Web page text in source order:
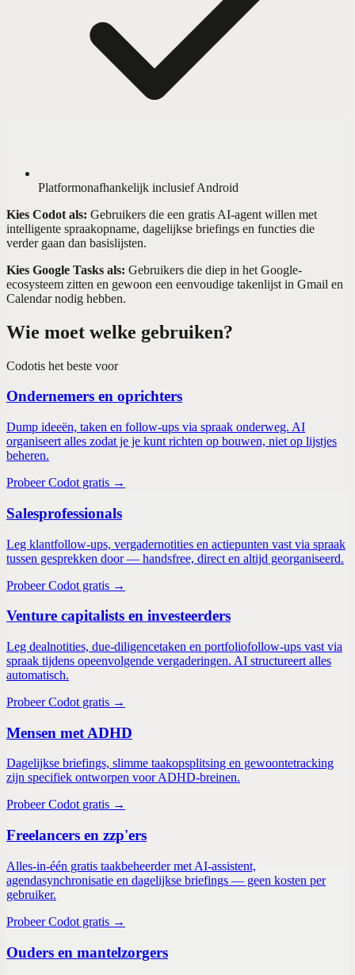
Platformonafhankelijk inclusief Android
Kies Codot als: Gebruikers die een gratis AI-agent willen met
intelligente spraakopname, dagelijkse briefings en functies die
verder gaan dan basislijsten.
Kies Google Tasks als: Gebruikers die diep in het Google-
ecosysteem zitten en gewoon een eenvoudige takenlijst in Gmail en
Calendar nodig hebben.
Wie moet welke gebruiken?
Codotis het beste voor
Ondernemers en oprichters
Dump ideeën, taken en follow-ups via spraak onderweg. AI
organiseert alles zodat je je kunt richten op bouwen, niet op lijstjes
beheren.
Probeer Codot gratis →
Salesprofessionals
Leg klantfollow-ups, vergadernotities en actiepunten vast via spraak
tussen gesprekken door — handsfree, direct en altijd georganiseerd.
Probeer Codot gratis →
Venture capitalists en investeerders
Leg dealnotities, due-diligencetaken en portfoliofollow-ups vast via
spraak tijdens opeenvolgende vergaderingen. AI structureert alles
automatisch.
Probeer Codot gratis →
Mensen met ADHD
Dagelijkse briefings, slimme taakopsplitsing en gewoontetracking
zijn specifiek ontworpen voor ADHD-breinen.
Probeer Codot gratis →
Freelancers en zzp'ers
Alles-in-één gratis taakbeheerder met AI-assistent,
agendasynchronisatie en dagelijkse briefings — geen kosten per
gebruiker.
Probeer Codot gratis →
Ouders en mantelzorgers